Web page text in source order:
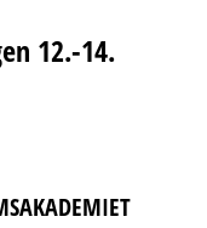
12.-14.